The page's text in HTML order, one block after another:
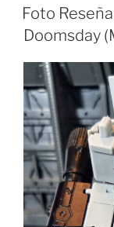
ON
Foto
Doomsday